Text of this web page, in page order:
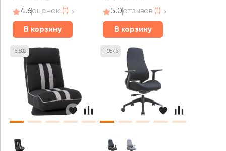
4.6оценок (1)
В корзину
5.0отзывов (1)
В корзину
161688 110648